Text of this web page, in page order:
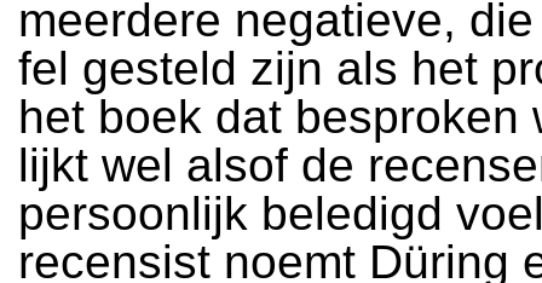
meerdere negatieve,
fel gesteld zijn als het
het boek dat besproken
lijkt wel alsof de
persoonlijk beledigd
recensist noemt Düring